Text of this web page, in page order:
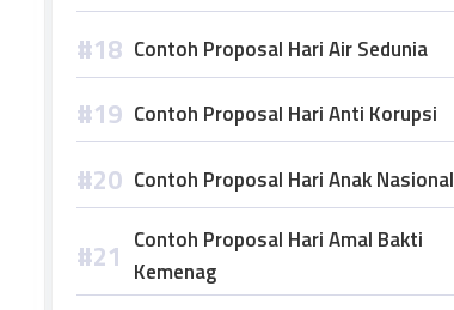
Contoh Proposal Hari Air Sedunia
Contoh Proposal Hari Anti Korupsi
Contoh Proposal Hari Anak Nasional
Contoh Proposal Hari Amal Bakti
Kemenag